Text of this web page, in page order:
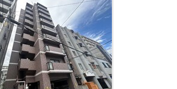
不動産会社から
TOP